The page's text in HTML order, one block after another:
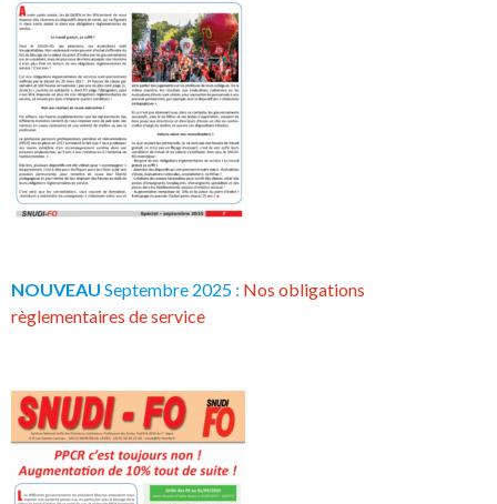
NOUVEAU Septembre 2025 : Nos obligations
règlementaires de service